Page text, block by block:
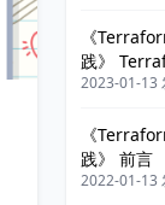
《
践》
的应用
2023-01-13
《
践》 前言
2022-01-13